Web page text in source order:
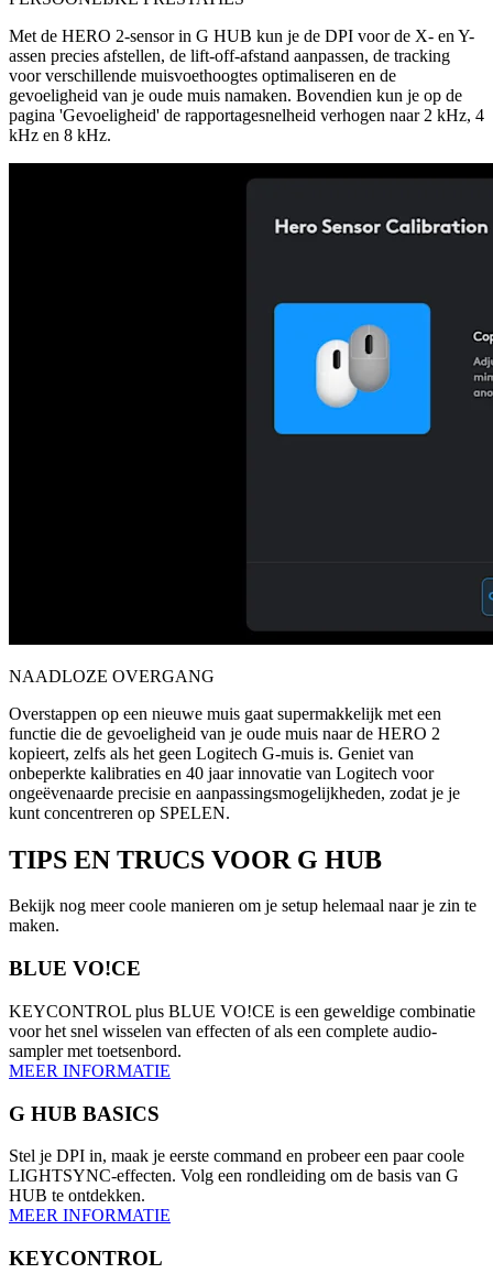
Met de HERO 2-sensor in G HUB kun je de DPI voor de X- en Y-
assen precies afstellen, de lift-off-afstand aanpassen, de tracking
voor verschillende muisvoethoogtes optimaliseren en de
gevoeligheid van je oude muis namaken. Bovendien kun je op de
pagina 'Gevoeligheid' de rapportagesnelheid verhogen naar 2 kHz, 4
kHz en 8 kHz.
NAADLOZE OVERGANG
Overstappen op een nieuwe muis gaat supermakkelijk met een
functie die de gevoeligheid van je oude muis naar de HERO 2
kopieert, zelfs als het geen Logitech G-muis is. Geniet van
onbeperkte kalibraties en 40 jaar innovatie van Logitech voor
ongeëvenaarde precisie en aanpassingsmogelijkheden, zodat je je
kunt concentreren op SPELEN.
TIPS EN TRUCS VOOR G HUB
Bekijk nog meer coole manieren om je setup helemaal naar je zin te
maken.
BLUE VO!CE
KEYCONTROL plus BLUE VO!CE is een geweldige combinatie
voor het snel wisselen van effecten of als een complete audio-
sampler met toetsenbord.
MEER INFORMATIE
G HUB BASICS
Stel je DPI in, maak je eerste command en probeer een paar coole
LIGHTSYNC-effecten. Volg een rondleiding om de basis van G
HUB te ontdekken.
MEER INFORMATIE
KEYCONTROL